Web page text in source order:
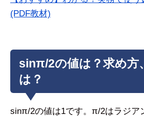
(PDF教材)
sinπ/2の値は？求め方
は？
sinπ/2の値は1です。π/2はラジア